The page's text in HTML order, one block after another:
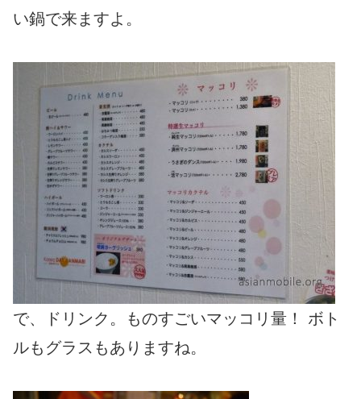
い鍋で来ますよ。
で、ドリンク。ものすごいマッコリ量！ ボト
ルもグラスもありますね。